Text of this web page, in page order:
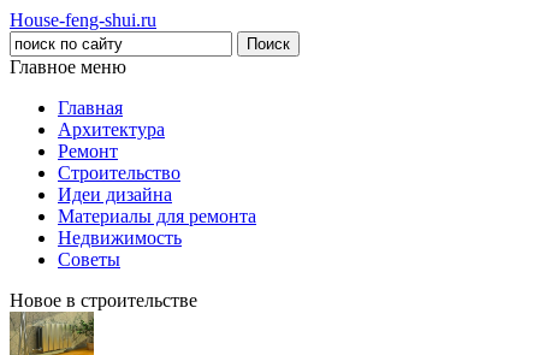
House-feng-shui.ru
Главное меню
Главная
Архитектура
Ремонт
Строительство
Идеи дизайна
Материалы для ремонта
Недвижимость
Советы
Новое в строительстве